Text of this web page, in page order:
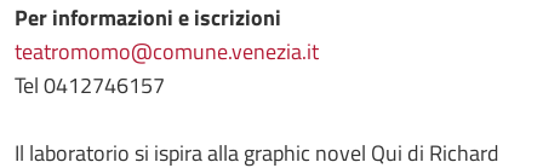
Per informazioni e iscrizioni
teatromomo@comune.venezia.it
Tel 0412746157
Il laboratorio si ispira alla graphic novel Qui di Richard